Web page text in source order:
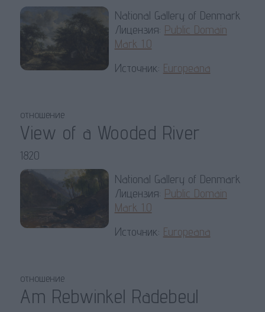
National Gallery of Denmark
Лицензия: Public Domain
Mark 1.0
Источник: Europeana
отношение
View of a Wooded River
1820
National Gallery of Denmark
Лицензия: Public Domain
Mark 1.0
Источник: Europeana
отношение
Am Rebwinkel Radebeul